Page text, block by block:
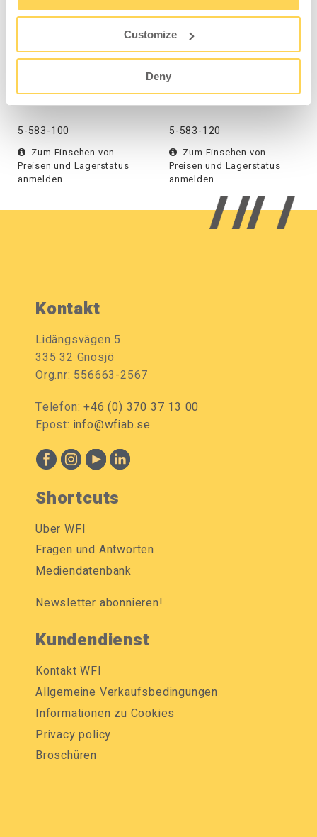
Customize
Deny
Außenwände
5-583-100
Zum Einsehen von
Preisen und Lagerstatus
anmelden.
mit 3 Auszügen
5-583-120
Zum Einsehen von
Preisen und Lagerstatus
anmelden.
Kontakt
Lidängsvägen 5
335 32 Gnosjö
Org.nr: 556663-2567
Telefon:+46 (0) 370 37 13 00
Epost: info@wfiab.se
Shortcuts
Über WFI
Fragen und Antworten
Mediendatenbank
Newsletter abonnieren!
Kundendienst
Kontakt WFI
Allgemeine Verkaufsbedingungen
Informationen zu Cookies
Privacy policy
Broschüren